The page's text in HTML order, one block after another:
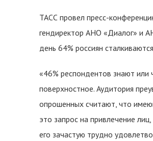
ТАСС провел пресс-
гендиректор АНО «Диалог» и
день 64% россиян
«46% респондентов знают или
поверхностное. Аудитория
опрошенных считают, что
это запрос на привлечение
его зачастую трудно